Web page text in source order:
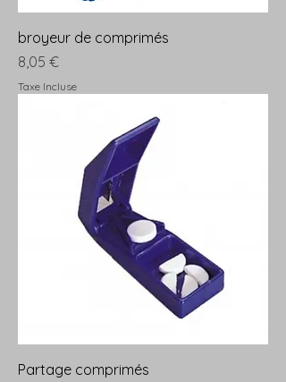
broyeur de comprimés
Prix
8,05 €
Taxe Incluse
Partage comprimés